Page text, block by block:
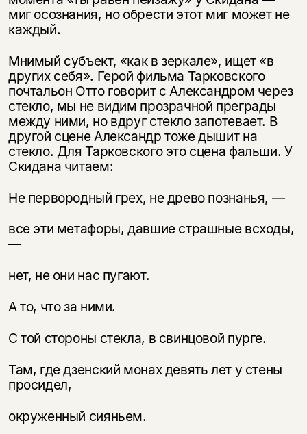
миг осознания, но обрести этот миг может не
каждый.
Мнимый субъект, «как в зеркале», ищет «в
других себя». Герой фильма Тарковского
почтальон Отто говорит с Александром через
стекло, мы не видим прозрачной преграды
между ними, но вдруг стекло запотевает. В
другой сцене Александр тоже дышит на
стекло. Для Тарковского это сцена фальши. У
Скидана читаем:
Не первородный грех, не древо познанья, —
все эти метафоры, давшие страшные всходы,
—
нет, не они нас пугают.
А то, что за ними.
С той стороны стекла, в свинцовой пурге.
Там, где дзенский монах девять лет у стены
просидел,
окруженный сияньем.